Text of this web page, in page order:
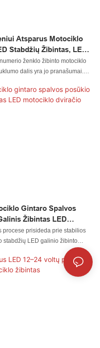
Atsparus Motociklo
Stabdžių Žibintas, LED
ženklo žibinto motociklo
dalis yra jo pranašumai.
sukurta atsižvelgiant į
Šis „Led“ automobilio
„Led“ rato žibintas, „Led“
Gintaro Spalvos
Žibintas LED
procese prisideda prie stabilios
stabdžių LED galinio žibinto
vertę, mūsų tyrimų ir plėtros
kad išplėstų jo taikymo sritis.
apšvietimo sistemos srityje (-